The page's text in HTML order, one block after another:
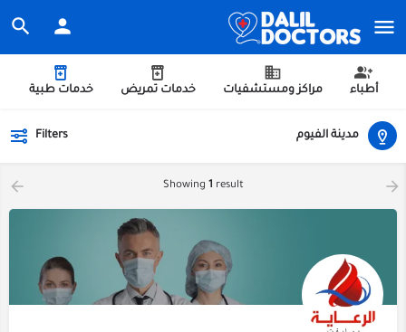
أطباء مراكز ومستشفيات خدمات تمريض خدمات طبية
مدينة الفيوم Filters
Showing 1 result